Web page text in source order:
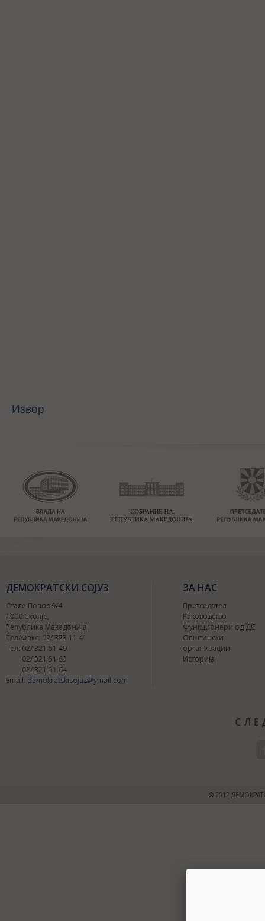
Извор
ДЕМОКРАТСКИ СОЈУЗ
Стале Попов 9/4
1000 Скопје,
Република Македонија
Тел/Факс: 02/ 323 11 41
Тел: 02/ 321 51 49
02/ 321 51 63
02/ 321 51 64
Email: demokratskisojuz@ymail.com
ЗА НАС
Претседател
Раководство
Функционери од ДС
Општински
организации
Историја
© 2012